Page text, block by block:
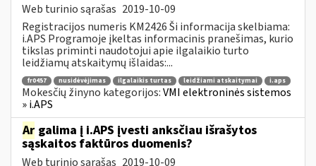
Web turinio sąrašas 2019-10-09
Registracijos numeris KM2426 Ši informacija skelbiama:
i.APS Programoje įkeltas informacinis pranešimas, kurio
tikslas priminti naudotojui apie ilgalaikio turto
leidžiamų atskaitymų išlaidas:...
fr0457 nusidėvėjimas ilgalaikis turtas leidžiami atskaitymai i.aps
Mokesčių žinyno kategorijos:VMI elektroninės sistemos
» i.APS
Ar galima į i.APS įvesti anksčiau išrašytos
sąskaitos faktūros duomenis?
Web turinio sąrašas 2019-10-09